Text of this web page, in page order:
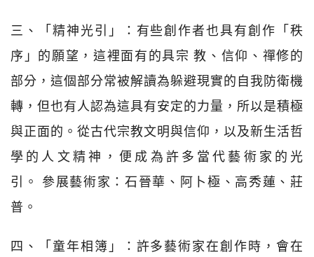
三、「精神光引」：有些創作者也具有創作「秩
序」的願望，這裡面有的具宗 教、信仰、禪修的
部分，這個部分常被解讀為躲避現實的自我防衛機
轉，但也有人認為這具有安定的力量，所以是積極
與正面的。從古代宗教文明與信仰，以及新生活哲
學的人文精神，便成為許多當代藝術家的光
引。 參展藝術家：石晉華、阿卜極、高秀蓮、莊
普。
四、「童年相簿」：許多藝術家在創作時，會在